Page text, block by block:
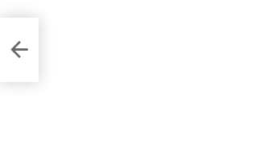
All